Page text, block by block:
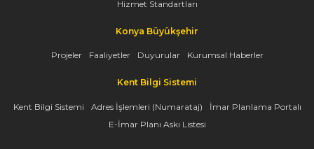
Hizmet Standartları
Konya Büyükşehir
Projeler Faaliyetler Duyurular Kurumsal Haberler
Kent Bilgi Sistemi
Kent Bilgi Sistemi Adres İşlemleri (Numarataj)
İmar Planlama Portalı
E-İmar Planı Askı Listesi